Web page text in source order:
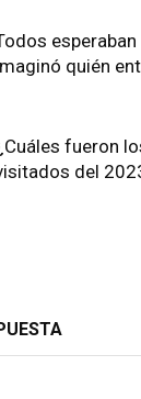
quién
fueron
del